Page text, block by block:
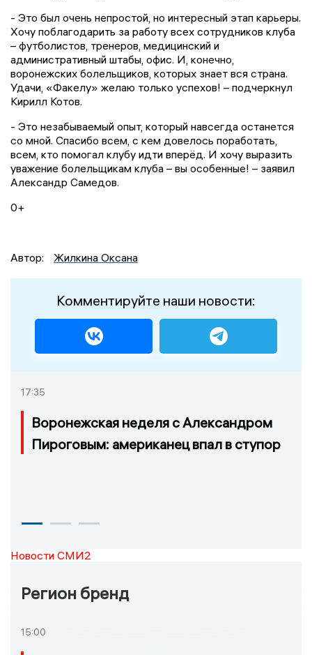
- Это был очень непростой, но интересный этап карьеры.
Хочу поблагодарить за работу всех сотрудников клуба
– футболистов, тренеров, медицинский и
административный штабы, офис. И, конечно,
воронежских болельщиков, которых знает вся страна.
Удачи, «Факелу» желаю только успехов! – подчеркнул
Кирилл Котов.
- Это незабываемый опыт, который навсегда останется
со мной. Спасибо всем, с кем довелось поработать,
всем, кто помогал клубу идти вперёд. И хочу выразить
уважение болельщикам клуба – вы особенные! – заявил
Александр Самедов.
0+
Автор: Жилкина Оксана
Комментируйте наши новости:
17:35
Воронежская неделя с Александром
Пироговым: американец впал в ступор
Новости СМИ2
Регион бренд
15:00